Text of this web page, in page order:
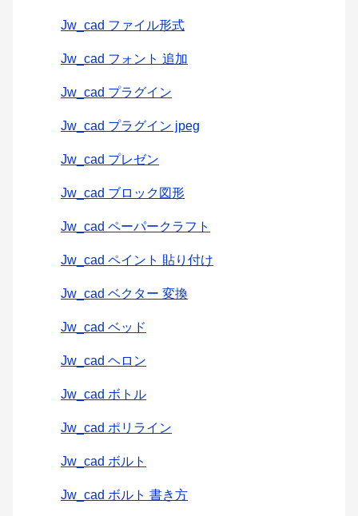
Jw_cad ファイル形式
Jw_cad フォント 追加
Jw_cad プラグイン
Jw_cad プラグイン jpeg
Jw_cad プレゼン
Jw_cad ブロック図形
Jw_cad ペーパークラフト
Jw_cad ペイント 貼り付け
Jw_cad ベクター 変換
Jw_cad ベッド
Jw_cad ヘロン
Jw_cad ボトル
Jw_cad ポリライン
Jw_cad ボルト
Jw_cad ボルト 書き方